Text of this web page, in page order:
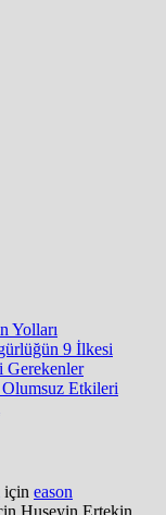
Yolları
9 İlkesi
Gerekenler
Olumsuz Etkileri
için eason
Huseyin Ertekin